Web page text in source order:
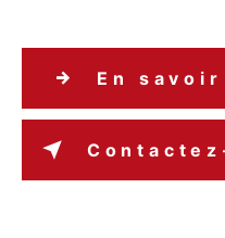
En